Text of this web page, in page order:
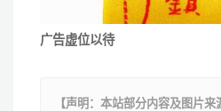
广告虚位以待
【声明：本站部分内容及图片